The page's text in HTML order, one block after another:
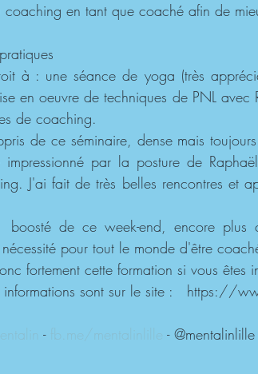
en tant que coaché afin de
à : une séance de yoga (très
en oeuvre de techniques de PNL avec
de coaching.
de ce séminaire, dense mais
impressionné par la posture de
J'ai fait de très belles rencontres et
boosté de ce week-end, encore plus
pour tout le monde d'être
fortement cette formation si vous êtes
informations sont sur le site :   https://
- fb.me/mentalinlille - @mentalinlille